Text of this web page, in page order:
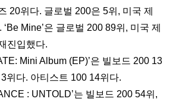
20위다. 글로벌 200은 5위, 미국 제
Mine’은 글로벌 200 89위, 미국 제
진입했다.
Mini Album (EP)’은 빌보드 200 13
위다. 아티스트 100 14위다.
: UNTOLD’는 빌보드 200 54위,